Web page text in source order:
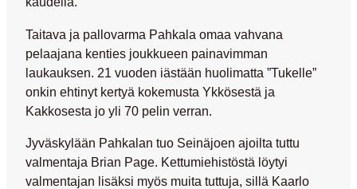
Taitava ja pallovarma Pahkala omaa vahvana
pelaajana kenties joukkueen painavimman
laukauksen. 21 vuoden iästään huolimatta ”Tukelle”
onkin ehtinyt kertyä kokemusta Ykkösestä ja
Kakkosesta jo yli 70 pelin verran.
Jyväskylään Pahkalan tuo Seinäjoen ajoilta tuttu
valmentaja Brian Page. Kettumiehistöstä löytyi
valmentajan lisäksi myös muita tuttuja, sillä Kaarlo